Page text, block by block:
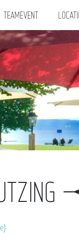
TEAMEVENT